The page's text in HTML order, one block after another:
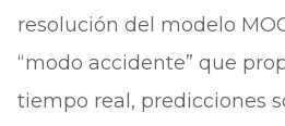
resolución del modelo
“modo accidente” que
tiempo real, predicciones